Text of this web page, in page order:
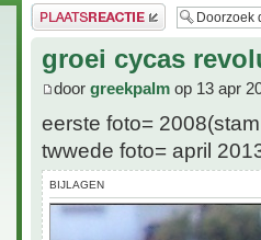
Plaats een reactie
groei cycas
door greekpalm op 13 apr
eerste foto=
twwede foto= april
BIJLAGEN